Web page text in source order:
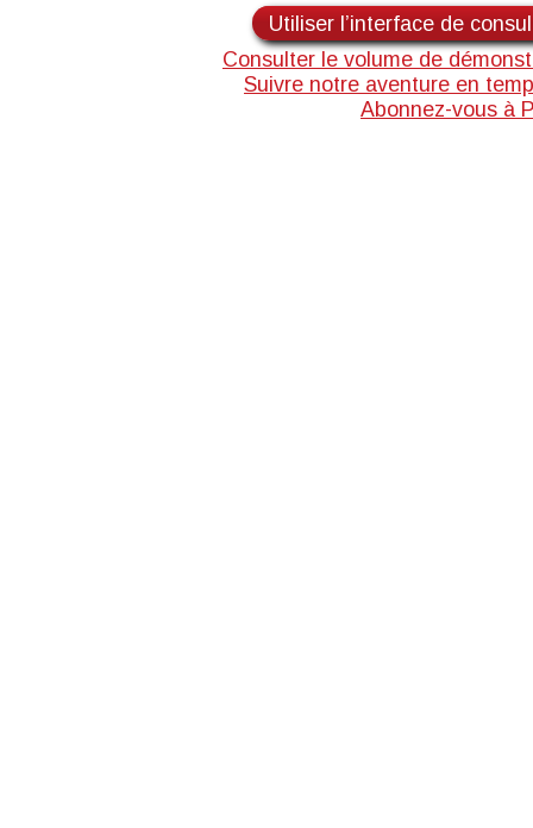
Utiliser l’interface de
Consulter le volume de
Suivre notre aventure en
Abonnez-vous à